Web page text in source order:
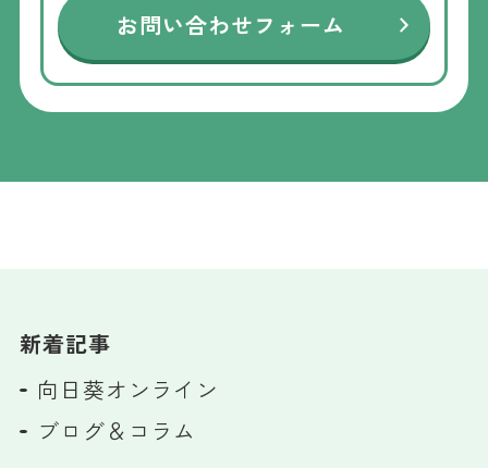
お問い合わせフォーム
新着記事
向日葵オンライン
ブログ＆コラム